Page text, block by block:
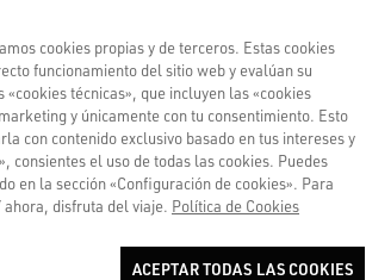
cookies propias y de terceros. Estas cookies
funcionamiento del sitio web y evalúan su
técnicas», que incluyen las «cookies
y únicamente con tu consentimiento. Esto
con contenido exclusivo basado en tus intereses y
consientes el uso de todas las cookies. Puedes
en la sección «Configuración de cookies». Para
disfruta del viaje. Política de Cookies
ACEPTAR TODAS LAS COOKIES